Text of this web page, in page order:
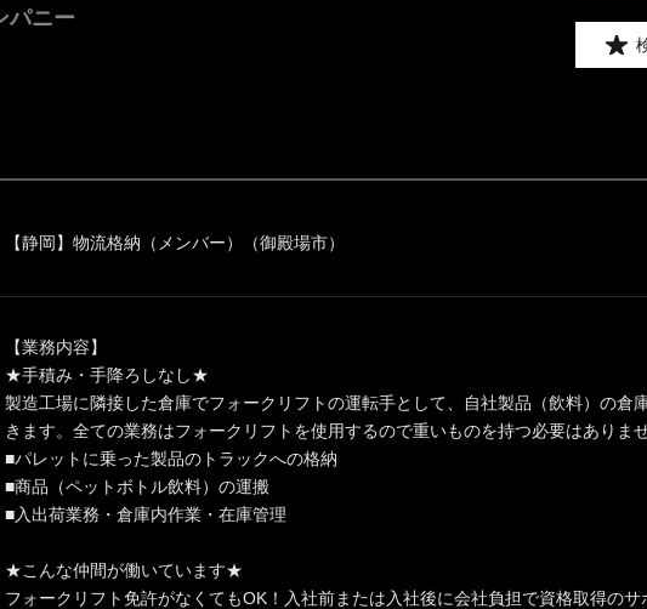
パニー
【静岡】物流格納（メンバー）（御殿場市）
【業務内容】
★手積み・手降ろしなし★
製造工場に隣接した倉庫でフォークリフトの運転手として、自社製品（飲料）の倉
きます。全ての業務はフォークリフトを使用するので重いものを持つ必要はありま
■パレットに乗った製品のトラックへの格納
■商品（ペットボトル飲料）の運搬
■入出荷業務・倉庫内作業・在庫管理
★こんな仲間が働いています★
フォークリフト免許がなくてもOK！入社前または入社後に会社負担で資格取得の